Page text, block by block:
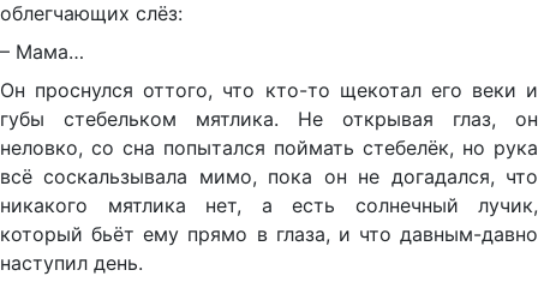
облегчающих слёз:
– Мама…
Он проснулся оттого, что кто-то щекотал его веки и
губы стебельком мятлика. Не открывая глаз, он
неловко, со сна попытался поймать стебелёк, но рука
всё соскальзывала мимо, пока он не догадался, что
никакого мятлика нет, а есть солнечный лучик,
который бьёт ему прямо в глаза, и что давным-давно
наступил день.